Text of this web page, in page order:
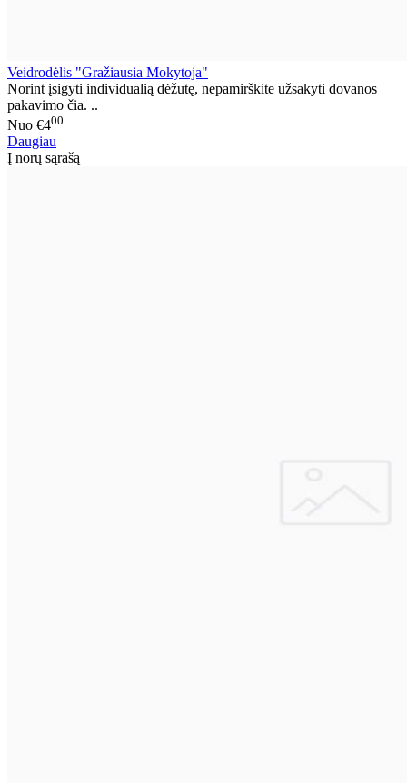
Veidrodėlis "Gražiausia Mokytoja"
Norint įsigyti individualią dėžutę, nepamirškite užsakyti dovanos
pakavimo čia. ..
Nuo €400
Daugiau
Į norų sąrašą